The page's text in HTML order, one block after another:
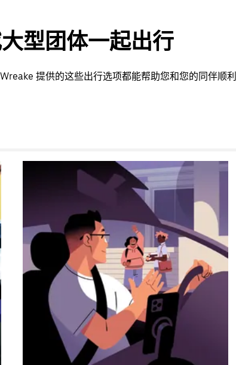
型团体一起出行
提供的这些出行选项都能帮助您和您的同伴顺利